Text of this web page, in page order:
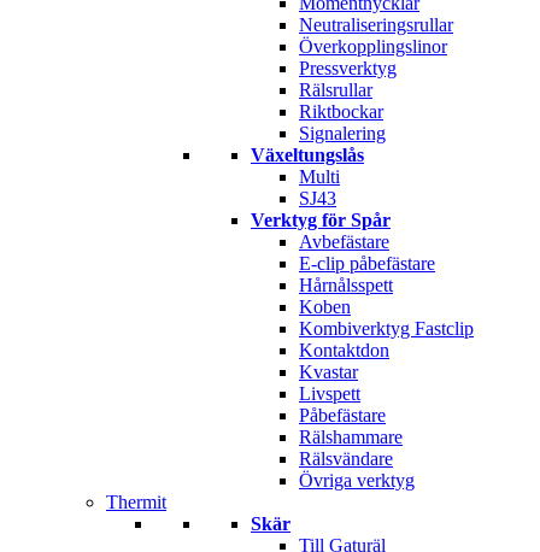
Neutraliseringsrullar
Överkopplingslinor
Pressverktyg
Rälsrullar
Riktbockar
Signalering
Växeltungslås
Multi
SJ43
Verktyg för Spår
Avbefästare
E-clip påbefästare
Hårnålsspett
Koben
Kombiverktyg Fastclip
Kontaktdon
Kvastar
Livspett
Påbefästare
Rälshammare
Rälsvändare
Övriga verktyg
Thermit
Skär
Till Gaturäl